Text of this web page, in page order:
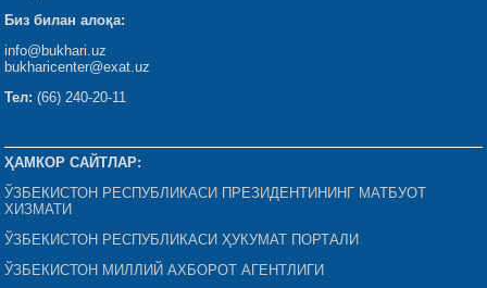
Биз билан алоқа:
info@bukhari.uz
bukharicenter@exat.uz
Тел: (66) 240-20-11
ҲАМКОР САЙТЛАР:
ЎЗБЕКИСТОН РЕСПУБЛИКАСИ ПРЕЗИДЕНТИНИНГ МАТБУОТ
ХИЗМАТИ
ЎЗБЕКИСТОН РЕСПУБЛИКАСИ ҲУКУМАТ ПОРТАЛИ
ЎЗБЕКИСТОН МИЛЛИЙ АХБОРОТ АГЕНТЛИГИ